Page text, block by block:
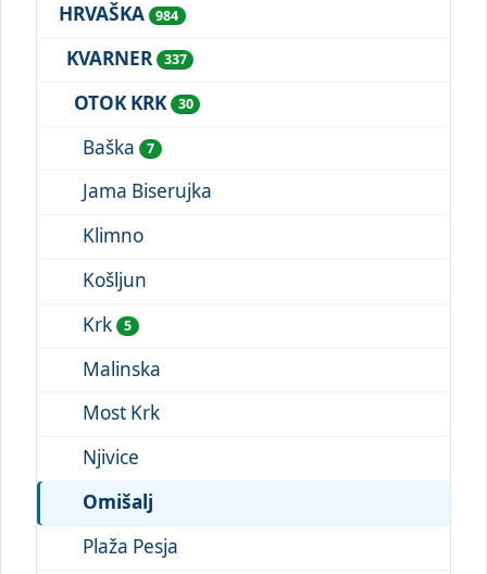
HRVAŠKA
984
KVARNER 337
OTOK KRK 30
Baška 7
Jama Biserujka
Klimno
Košljun
Krk
5
Malinska
Most Krk
Njivice
Omišalj
Plaža Pesja